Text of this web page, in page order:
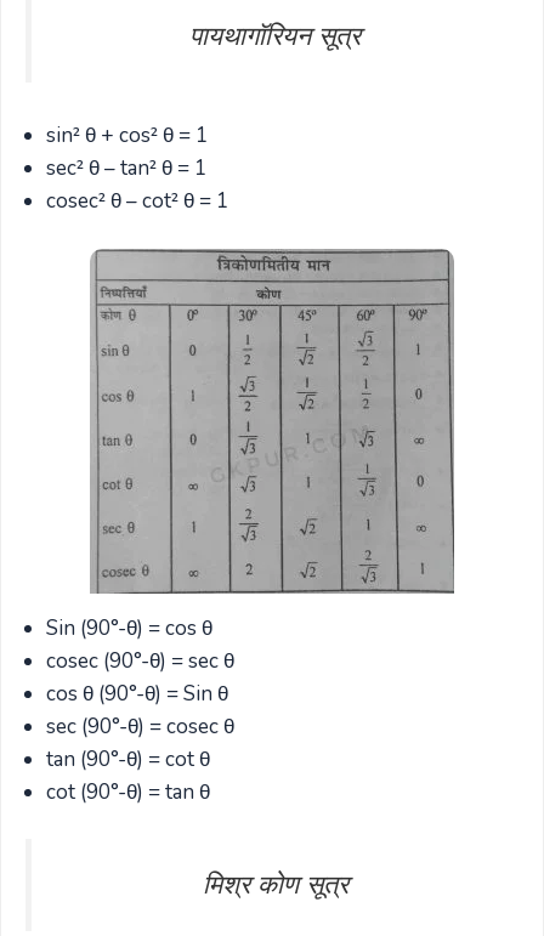
पायथागॉरियन सूत्र
sin² θ + cos² θ = 1
sec² θ – tan² θ = 1
cosec² θ – cot² θ = 1
Sin (90°-θ) = cos θ
cosec (90°-θ) = sec θ
cos θ (90°-θ) = Sin θ
sec (90°-θ) = cosec θ
tan (90°-θ) = cot θ
cot (90°-θ) = tan θ
मिश्र कोण सूत्र